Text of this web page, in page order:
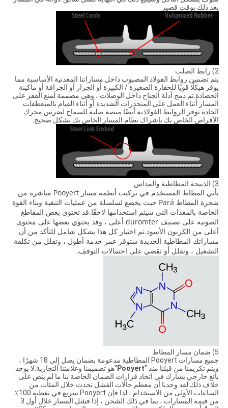
بعد ذلك بوقت قصير.
2) رابط الصلب
يتم تضمين روابط الفولاذ المصبوب داخل مساراتنا المعدنية الأساسية مما
يوفر هيكلًا قويًا للحفارة الصغيرة / الكبيرة أو الجرار أو الجرافة أو ماكينة
الحصادة.تم دمج أدلة الجناح داخل الوصلات ، وهي مصممة لمنع القفز على
المسار أثناء العمل على المنحدرات الشديدة أو أثناء القيام بالمنعطفات
الحادة.توفر الروابط الفولاذية أيضًا منصة صلبة للسماح لضرس محرك
الأقراص الخاص بك بإشراك نظام المسار الخاص بك بشكل صحيح.
3) الذبيحة المطاطية والمداس
يأتي المطاط المستخدم في تركيب أنظمة مسار Pooyert مباشرة من
شجرة المطاط Pará حيث يخضع لسلسلة من عمليات التنقية وبناء القوة
الخاصة بالمعدات التي سيتم استخدامها لاحقًا.قد تحتوي بعض المقاطع
الصوتية على تصنيف duromter أعلى ، وقد يحتوي بعضها على محتوى
أعلى من الكربون الأسود.تم اختبار كل هذا بشكل شامل للتأكد من أن
مساراتك المطاطية الجديدة ستوفر عمر خدمة أطول ، وتقلل من تكلفة
التشغيل ، وتقلل أو تقضي على احتمالات التوقف.
5) ضمان مسار المطاط
جميع مسارات Pooyert المطاطية مدعومة بضمان يصل إلى 18 شهرًا ،
ويتم تكريمنا من قبلنا منذ "Pooyert"هو تصميمنا وعلامتنا التجارية.لا يوجد
بائع خارجي يشارك في اتخاذ قرارات الضمان الخاصة بنا ما لم ينص على
خلاف ذلك.لقد وجدنا أن معظم حالات الفشل تحدث خلال المئات من
الساعات الأولى من الاستخدام ، لذا فإن Pooyert سريع في تغطية 100٪
من قيمة المسارات ، بما في ذلك الشحن ، إذا فشل المسار خلال أول 3